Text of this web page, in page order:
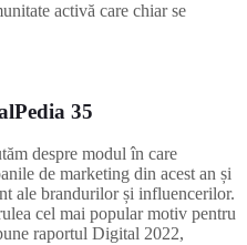
activă care chiar se
35
despre modul în care
de marketing din acest an și
ale brandurilor și influencerilor.
cel mai popular motiv pentru
raportul Digital 2022,